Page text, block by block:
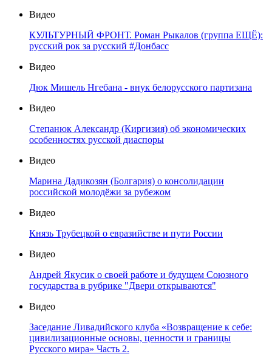
Видео
КУЛЬТУРНЫЙ ФРОНТ. Роман Рыкалов (группа ЕЩЁ):
русский рок за русский #Донбасс
Видео
Дюк Мишель Нгебана - внук белорусского партизана
Видео
Степанюк Александр (Киргизия) об экономических
особенностях русской диаспоры
Видео
Марина Дадикозян (Болгария) о консолидации
российской молодёжи за рубежом
Видео
Князь Трубецкой о евразийстве и пути России
Видео
Андрей Якусик о своей работе и будущем Союзного
государства в рубрике "Двери открываются"
Видео
Заседание Ливадийского клуба «Возвращение к себе:
цивилизационные основы, ценности и границы
Русского мира» Часть 2.